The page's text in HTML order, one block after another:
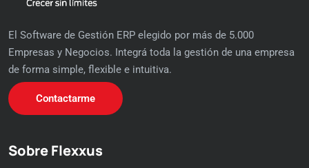
El Software de Gestión ERP elegido por más de 5.000
Empresas y Negocios. Integrá toda la gestión de una empresa
de forma simple, flexible e intuitiva.
Contactarme
Sobre Flexxus